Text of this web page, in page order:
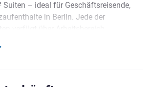
Suiten – ideal für Geschäftsreisende,
in Berlin. Jede der
Kühlschrank. Starten Sie den Tag mit